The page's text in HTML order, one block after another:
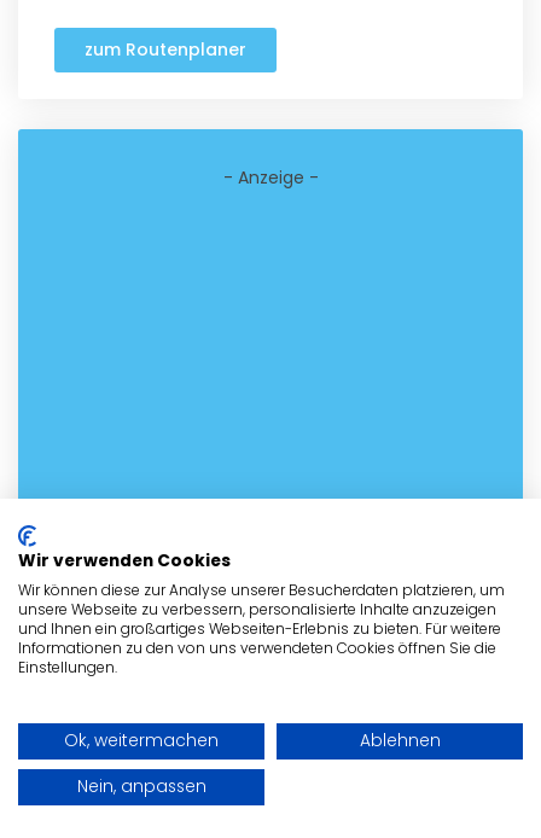
zum Routenplaner
- Anzeige -
Wir verwenden Cookies
Wir können diese zur Analyse unserer Besucherdaten platzieren, um
unsere Webseite zu verbessern, personalisierte Inhalte anzuzeigen
und Ihnen ein großartiges Webseiten-Erlebnis zu bieten. Für weitere
Informationen zu den von uns verwendeten Cookies öffnen Sie die
Einstellungen.
Ok, weitermachen
Ablehnen
Nein, anpassen